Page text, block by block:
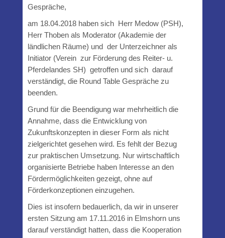
Gespräche,
am 18.04.2018 haben sich Herr Medow (PSH),
Herr Thoben als Moderator (Akademie der
ländlichen Räume) und der Unterzeichner als
Initiator (Verein zur Förderung des Reiter- u.
Pferdelandes SH) getroffen und sich darauf
verständigt, die Round Table Gespräche zu
beenden.
Grund für die Beendigung war mehrheitlich die
Annahme, dass die Entwicklung von
Zukunftskonzepten in dieser Form als nicht
zielgerichtet gesehen wird. Es fehlt der Bezug
zur praktischen Umsetzung. Nur wirtschaftlich
organisierte Betriebe haben Interesse an den
Fördermöglichkeiten gezeigt, ohne auf
Förderkonzeptionen einzugehen.
Dies ist insofern bedauerlich, da wir in unserer
ersten Sitzung am 17.11.2016 in Elmshorn uns
darauf verständigt hatten, dass die Kooperation